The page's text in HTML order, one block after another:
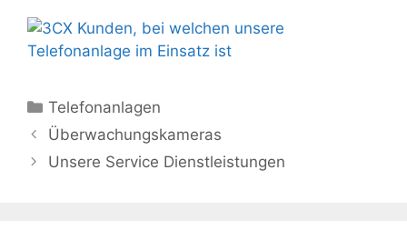
Kategorien
Telefonanlagen
Überwachungskameras
Unsere Service Dienstleistungen